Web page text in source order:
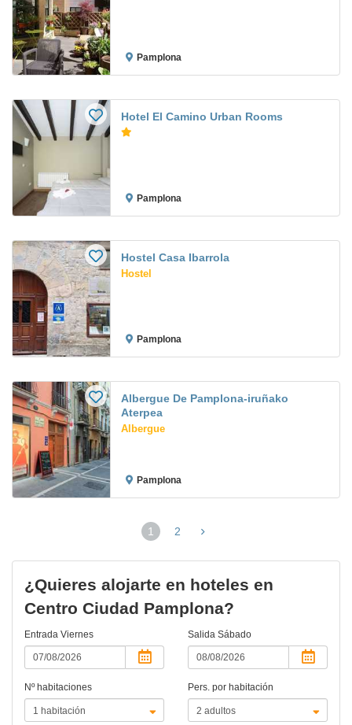
Pamplona
Hotel El Camino Urban Rooms
Pamplona
Hostel Casa Ibarrola
Hostel
Pamplona
Albergue De Pamplona-iruñako
Aterpea
Albergue
Pamplona
1
(página
2
¿Quieres alojarte en hoteles en
Centro Ciudad Pamplona?
Entrada Viernes Salida Sábado
Nº habitaciones Pers. por habitación